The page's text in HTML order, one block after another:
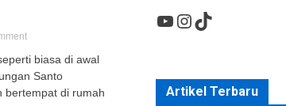
on
St.
Antonius
Padua
biasa di awal
Santo
bertempat di rumah
YouTube
Instagram
TikTok
Artikel Terbaru